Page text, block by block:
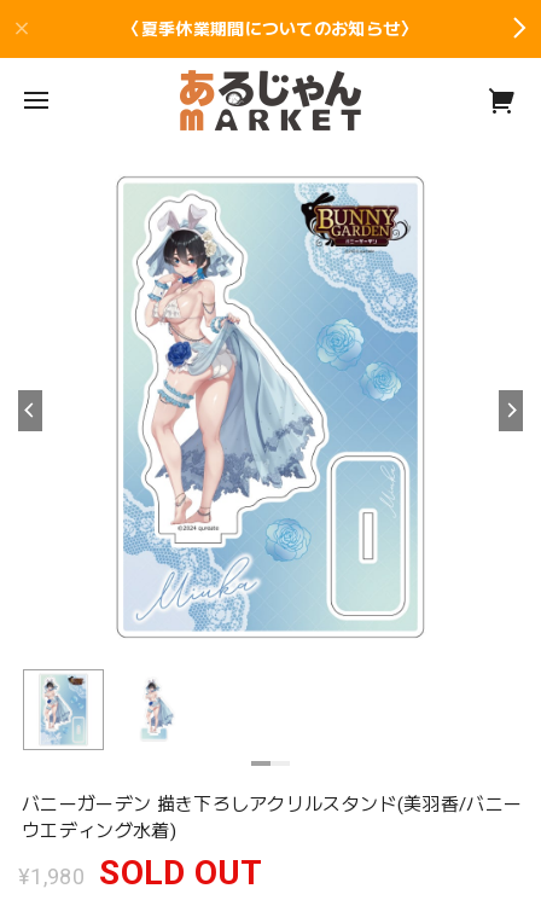
〈夏季休業期間についてのお知らせ〉
バニーガーデン 描き下ろしアクリルスタンド(美羽香/バニー
ウエディング水着)
¥1,980 SOLD OUT